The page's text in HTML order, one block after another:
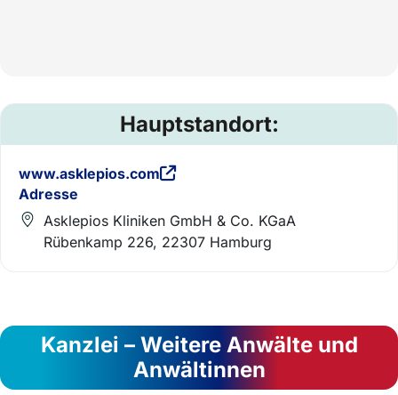
Hauptstandort:
www.asklepios.com
Adresse
Asklepios Kliniken GmbH & Co. KGaA
Rübenkamp 226, 22307 Hamburg
Kanzlei – Weitere Anwälte und
Anwältinnen